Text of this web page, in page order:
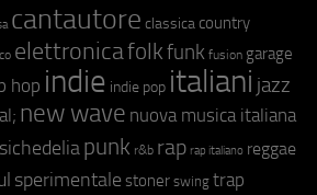
cantautore classica country
elettronicafolkfunk fusion garage
hop indie indie pop italiani jazz
new wave nuova musica italiana
punk r&b rap rap italiano reggae
sperimentale stoner swing trap